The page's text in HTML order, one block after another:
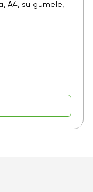
A4, su gumele,